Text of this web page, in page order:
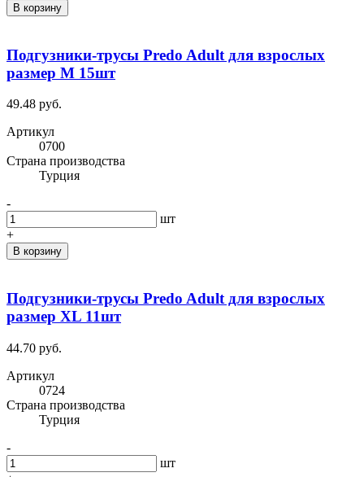
В корзину
Подгузники-трусы Predo Adult для взрослых
размер M 15шт
49.48 руб.
Артикул
0700
Cтрана производства
Турция
-
шт
+
В корзину
Подгузники-трусы Predo Adult для взрослых
размер XL 11шт
44.70 руб.
Артикул
0724
Cтрана производства
Турция
-
шт